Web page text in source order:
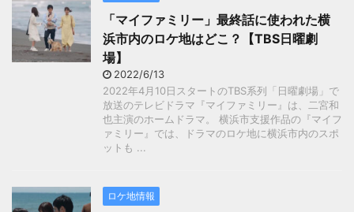
「マイファミリー」最終話に使われた横
浜市内のロケ地はどこ？【TBS日曜劇
場】
2022/6/13
2022年4月10日スタートのTBS系列「日曜劇場」で
放送のテレビドラマ『マイファミリー』は、二宮和
也主演のホームドラマ。 横浜市支援作品の『マイフ
ァミリー』では、ドラマのロケ地に横浜市内のスポ
ットも ...
ロケ地情報